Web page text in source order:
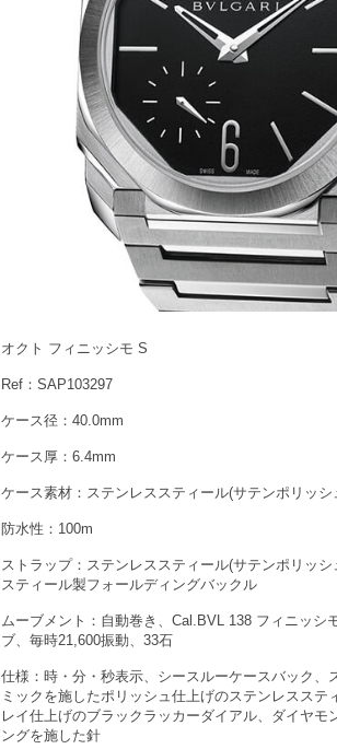
オクト フィニッシモ S
Ref：SAP103297
ケース径：40.0mm
ケース厚：6.4mm
ケース素材：ステンレススティール(サテンポリッシ
防水性：100m
ストラップ：ステンレススティール(サテンポリッ
スティール製フォールディングバックル
ムーブメント：自動巻き、Cal.BVL 138 フィニッシ
ブ、毎時21,600振動、33石
仕様：時・分・秒表示、シースルーケースバック、
ミックを施したポリッシュ仕上げのステンレスステ
レイ仕上げのブラックラッカーダイアル、ダイヤモ
ングを施した針